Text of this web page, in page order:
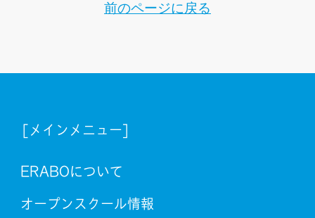
前のページに戻る
[メインメニュー]
ERABOについて
オープンスクール情報